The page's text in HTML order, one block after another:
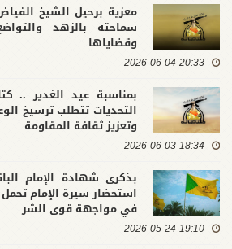
معزية برحيل الشيخ
سماحته بالزهد
وقضاياها
20:33 2026-06-04
بمناسبة عيد الغدير ..
التحديات تتطلب ترسيخ
وتعزيز ثقافة المقاومة
18:34 2026-06-03
بذكرى شهادة الإمام
استحضار سيرة الإمام
في مواجهة قوى الشر
19:10 2026-05-24